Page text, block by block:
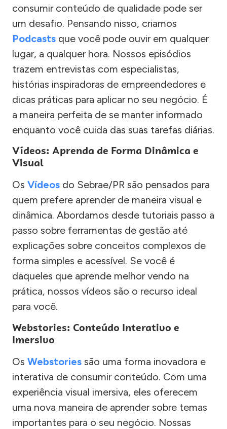
consumir conteúdo de qualidade pode ser
um desafio. Pensando nisso, criamos
Podcasts que você pode ouvir em qualquer
lugar, a qualquer hora. Nossos episódios
trazem entrevistas com especialistas,
histórias inspiradoras de empreendedores e
dicas práticas para aplicar no seu negócio. É
a maneira perfeita de se manter informado
enquanto você cuida das suas tarefas diárias.
Vídeos: Aprenda de Forma Dinâmica e
Visual
Os Vídeos do Sebrae/PR são pensados para
quem prefere aprender de maneira visual e
dinâmica. Abordamos desde tutoriais passo a
passo sobre ferramentas de gestão até
explicações sobre conceitos complexos de
forma simples e acessível. Se você é
daqueles que aprende melhor vendo na
prática, nossos vídeos são o recurso ideal
para você.
Webstories: Conteúdo Interativo e
Imersivo
Os Webstories são uma forma inovadora e
interativa de consumir conteúdo. Com uma
experiência visual imersiva, eles oferecem
uma nova maneira de aprender sobre temas
importantes para o seu negócio. Nossas